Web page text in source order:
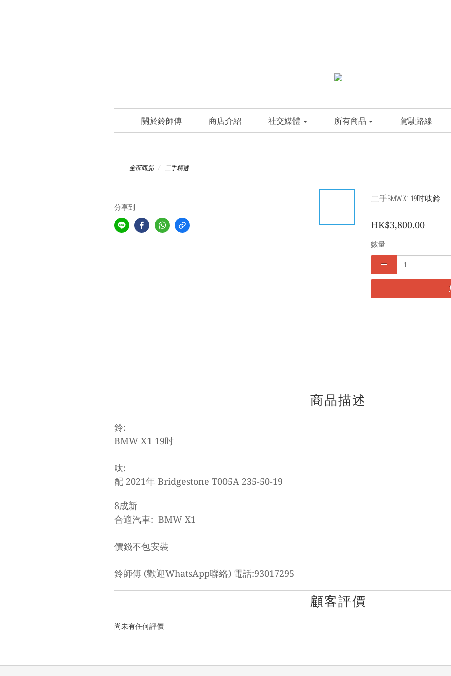
關於鈴師傅 商店介紹 社交媒體 所有商品 駕駛路線
全部商品 二手精選
分享到
二手BMW X1 19吋呔鈴
HK$3,800.00
數量
商品描述
鈴:
BMW X1 19吋
呔:
配 2021年 Bridgestone T005A 235-50-19
8成新
合適汽車: BMW X1
價錢不包安裝
鈴師傅 (歡迎WhatsApp聯絡) 電話:93017295
顧客評價
尚未有任何評價